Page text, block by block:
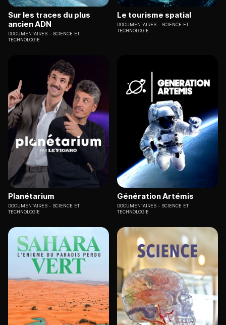
Sur les traces du plus
ancien ADN
DOCUMENTAIRES
SCIENCE ET
TECHNOLOGIE
Le tourisme spatial
DOCUMENTAIRES
SCIENCE ET
TECHNOLOGIE
Planétarium
DOCUMENTAIRES
SCIENCE ET
TECHNOLOGIE
Génération Artémis
DOCUMENTAIRES
SCIENCE ET
TECHNOLOGIE